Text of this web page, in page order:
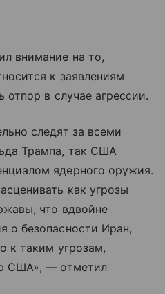
внимание на то,
к заявлениям
отпор в случае агрессии.
следят за всеми
Трампа, так США
ядерного оружия.
как угрозы
что вдвойне
о безопасности Иран,
к таким угрозам,
США», — отметил